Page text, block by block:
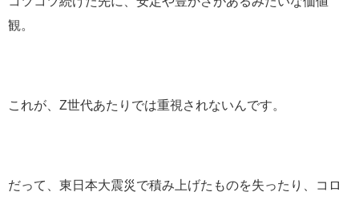
観。
これが、Z世代あたりでは重視されないんです。
だって、東日本大震災で積み上げたものを失ったり、コロ